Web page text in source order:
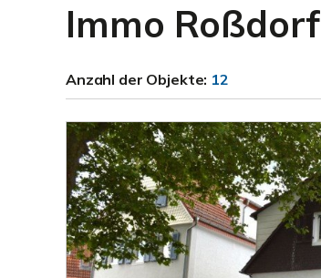
Immo Roßdorf
Anzahl der Objekte: 12